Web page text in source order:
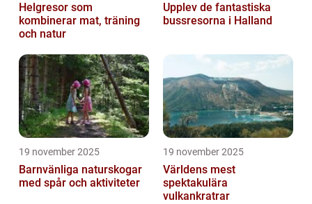
Helgresor som
kombinerar mat, träning
och natur
Upplev de fantastiska
bussresorna i Halland
19 november 2025
Barnvänliga naturskogar
med spår och aktiviteter
19 november 2025
Världens mest
spektakulära
vulkankratrar